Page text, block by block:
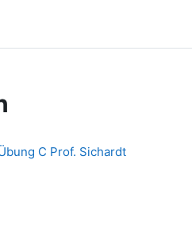
C Prof. Sichardt